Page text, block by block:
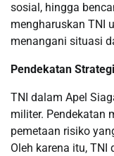
sosial, hingga
mengharuskan TNI
menangani situasi
Pendekatan
TNI dalam Apel
militer. Pendekatan
pemetaan risiko
Oleh karena itu,